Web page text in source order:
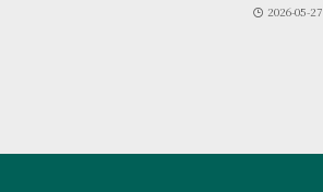
2026-05-27